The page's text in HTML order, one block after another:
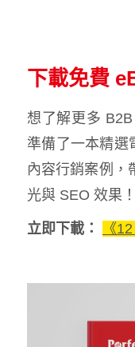
下載免費
想了解更多
準備了一本精選
內容行銷案例，
光與 SEO 效果！
立即下載： 《